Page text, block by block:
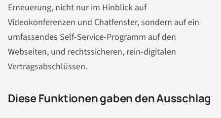
Erneuerung, nicht nur im Hinblick auf
Videokonferenzen und Chatfenster, sondern auf ein
umfassendes Self-Service-Programm auf den
Webseiten, und rechtssicheren, rein-digitalen
Vertragsabschlüssen.
Diese Funktionen gaben den Ausschlag